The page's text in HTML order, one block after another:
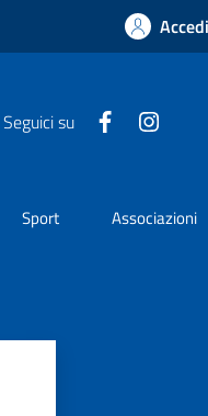
Seguici su Facebook
Sport Associazioni